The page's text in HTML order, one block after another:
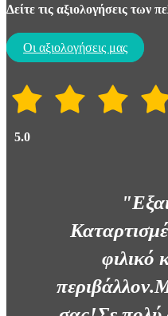
Δείτε τις αξιολογήσεις των
Oι αξιολογήσεις μας
5.0
φιλικό